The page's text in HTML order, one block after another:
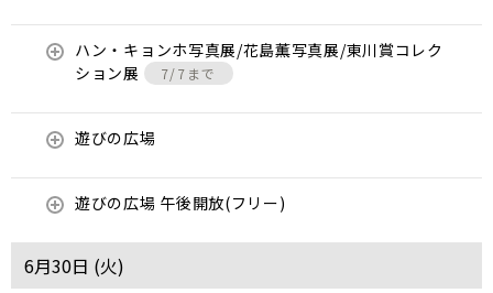
ハン・キョンホ写真展/花島薫写真展/東川賞コレク
ション展
7/7まで
遊びの広場
遊びの広場 午後開放(フリー)
6月30日 (火)